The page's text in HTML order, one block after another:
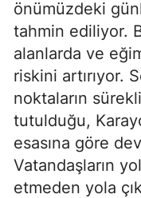
önümüzdeki
tahmin ediliyor.
alanlarda ve
riskini artırıyor.
noktaların
tutulduğu,
esasına göre
Vatandaşların
etmeden yola